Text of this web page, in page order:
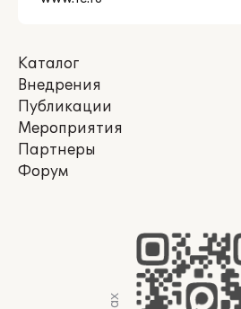
Каталог
Внедрения
Публикации
Мероприятия
Партнеры
Форум